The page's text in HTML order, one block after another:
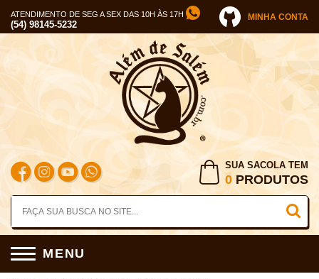
ATENDIMENTO DE SEG A SEX DAS 10H ÀS 17H
(54) 98145-5232
MINHA CONTA
SUA SACOLA TEM
0 PRODUTOS
MENU